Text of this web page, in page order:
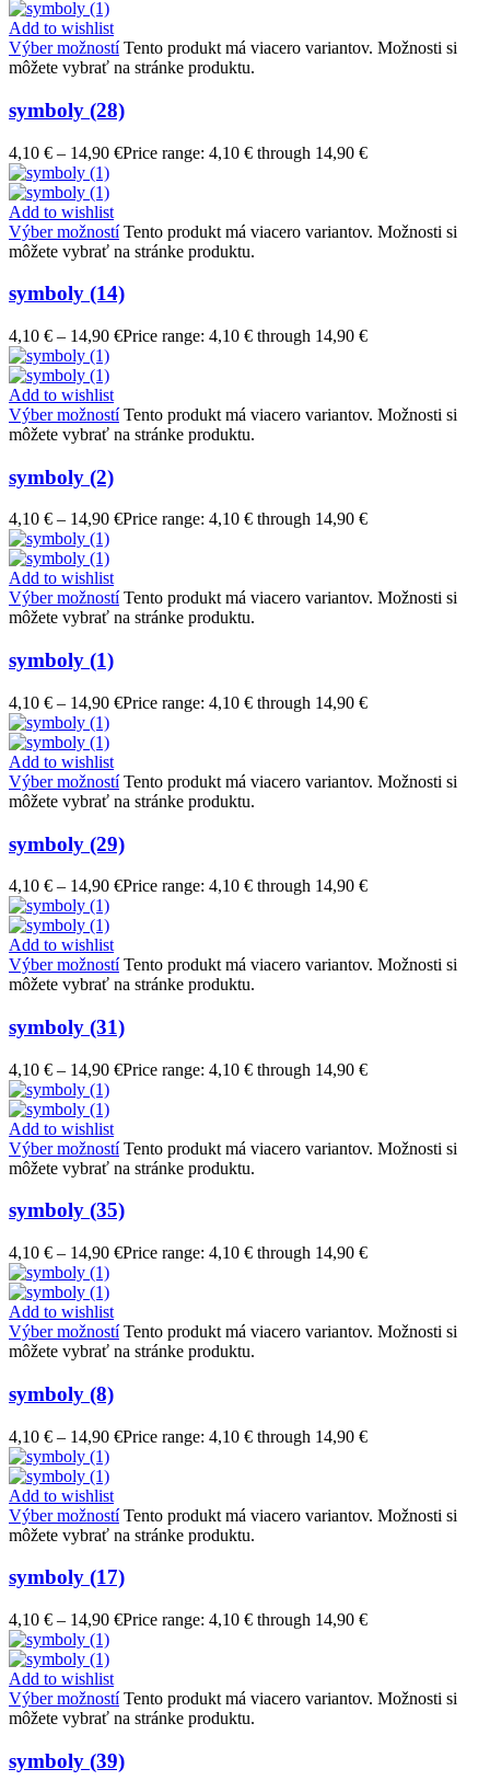
Add to wishlist
Výber možností Tento produkt má viacero variantov. Možnosti si
môžete vybrať na stránke produktu.
symboly (28)
4,10 € – 14,90 €Price range: 4,10 € through 14,90 €
Add to wishlist
Výber možností Tento produkt má viacero variantov. Možnosti si
môžete vybrať na stránke produktu.
symboly (14)
4,10 € – 14,90 €Price range: 4,10 € through 14,90 €
Add to wishlist
Výber možností Tento produkt má viacero variantov. Možnosti si
môžete vybrať na stránke produktu.
symboly (2)
4,10 € – 14,90 €Price range: 4,10 € through 14,90 €
Add to wishlist
Výber možností Tento produkt má viacero variantov. Možnosti si
môžete vybrať na stránke produktu.
symboly (1)
4,10 € – 14,90 €Price range: 4,10 € through 14,90 €
Add to wishlist
Výber možností Tento produkt má viacero variantov. Možnosti si
môžete vybrať na stránke produktu.
symboly (29)
4,10 € – 14,90 €Price range: 4,10 € through 14,90 €
Add to wishlist
Výber možností Tento produkt má viacero variantov. Možnosti si
môžete vybrať na stránke produktu.
symboly (31)
4,10 € – 14,90 €Price range: 4,10 € through 14,90 €
Add to wishlist
Výber možností Tento produkt má viacero variantov. Možnosti si
môžete vybrať na stránke produktu.
symboly (35)
4,10 € – 14,90 €Price range: 4,10 € through 14,90 €
Add to wishlist
Výber možností Tento produkt má viacero variantov. Možnosti si
môžete vybrať na stránke produktu.
symboly (8)
4,10 € – 14,90 €Price range: 4,10 € through 14,90 €
Add to wishlist
Výber možností Tento produkt má viacero variantov. Možnosti si
môžete vybrať na stránke produktu.
symboly (17)
4,10 € – 14,90 €Price range: 4,10 € through 14,90 €
Add to wishlist
Výber možností Tento produkt má viacero variantov. Možnosti si
môžete vybrať na stránke produktu.
symboly (39)